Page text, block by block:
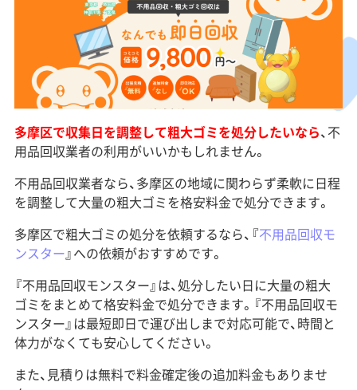
多摩区で収集日を調整して粗大ゴミを処分したいなら、不
用品回収業者の利用がいいかもしれません。
不用品回収業者なら、多摩区の地域に関わらず柔軟に日程
を調整して大量の粗大ゴミを格安料金で処分できます。
多摩区で粗大ゴミの処分を依頼するなら、『不用品回収モ
ンスター』への依頼がおすすめです。
『不用品回収モンスター』は、処分したい日に大量の粗大
ゴミをまとめて格安料金で処分できます。『不用品回収モ
ンスター』は最短即日で運び出しまで対応可能で、時間と
体力がなくても安心してください。
また、見積りは無料で料金確定後の追加料金もありませ